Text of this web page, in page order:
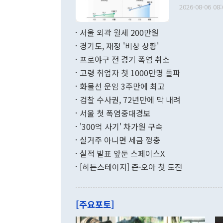
다. [정동영 통일부 장관이 지난달 23일 오후 서울 종로구 정부서울청사에
무너졌다고
함께 4자 대
"우리의 선
관은 업무
이 9월 러시
료=한국은행] 한국은행이 6일 발표한 '2026년 6월 국제수지(잠정)'
며 월간 기
196.9% 급
수출은
기록했지만
로 전환됐다.
는 배당수입
였던 올해 3
2026-08-06
서울 외곽 월세 200만원
경기도, 재정 '비상 상황'
프로야구 전 경기 폭염 취소
고령 취업자 첫 1000만명 돌파
화물선 운임 3주만에 최고
검찰 수사권, 72년만에 막 내려
서울 첫 폭염중대경보
'300억 사기' 차가원 구속
실거주 아니면 세금 껑충
실적 발표 앞둔 스페이스X
[히든스테이지] 즌·오아 첫 도전
[주요포토]